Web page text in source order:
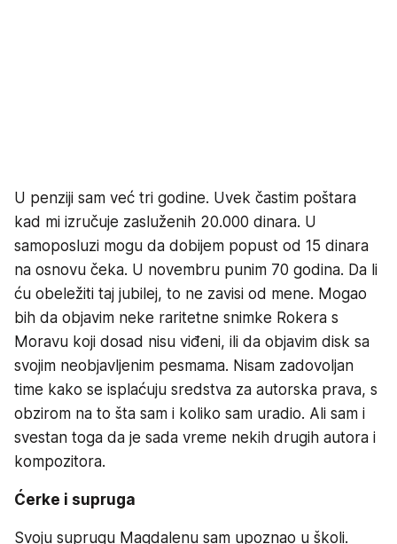
U penziji sam već tri godine. Uvek častim poštara
kad mi izručuje zasluženih 20.000 dinara. U
samoposluzi mogu da dobijem popust od 15 dinara
na osnovu čeka. U novembru punim 70 godina. Da li
ću obeležiti taj jubilej, to ne zavisi od mene. Mogao
bih da objavim neke raritetne snimke Rokera s
Moravu koji dosad nisu viđeni, ili da objavim disk sa
svojim neobjavljenim pesmama. Nisam zadovoljan
time kako se isplaćuju sredstva za autorska prava, s
obzirom na to šta sam i koliko sam uradio. Ali sam i
svestan toga da je sada vreme nekih drugih autora i
kompozitora.
Ćerke i supruga
Svoju suprugu Magdalenu sam upoznao u školi.